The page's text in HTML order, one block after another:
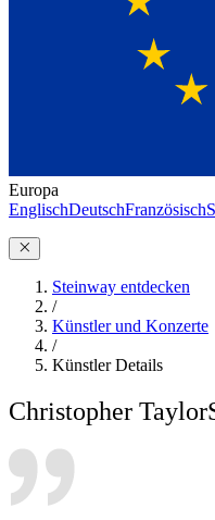
Europa
EnglischDeutschFranzösisch
Steinway entdecken
/
Künstler und Konzerte
/
Künstler Details
Christopher Taylor